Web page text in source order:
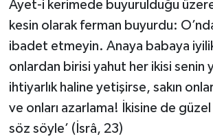
Âyet-i kerimede buyurulduğu
kesin olarak ferman buyurdu:
ibadet etmeyin. Anaya babaya
onlardan birisi yahut her ikisi senin
ihtiyarlık haline yetişirse, sakın
ve onları azarlama! İkisine de
söz söyle’ (İsrâ, 23)